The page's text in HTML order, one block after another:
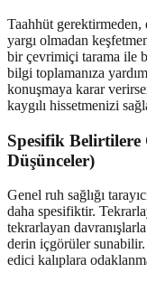
Taahhüt
yargı olmadan
bir çevrimiçi tarama ile
bilgi toplamanıza
konuşmaya karar
kaygılı hissetmenizi
Spesifik
Düşünceler)
Genel ruh sağlığı
daha spesifiktir.
tekrarlayan
derin içgörüler sunabilir.
edici kalıplara